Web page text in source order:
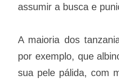
assumir a busca e
A maioria dos
por exemplo, que
sua pele pálida, com